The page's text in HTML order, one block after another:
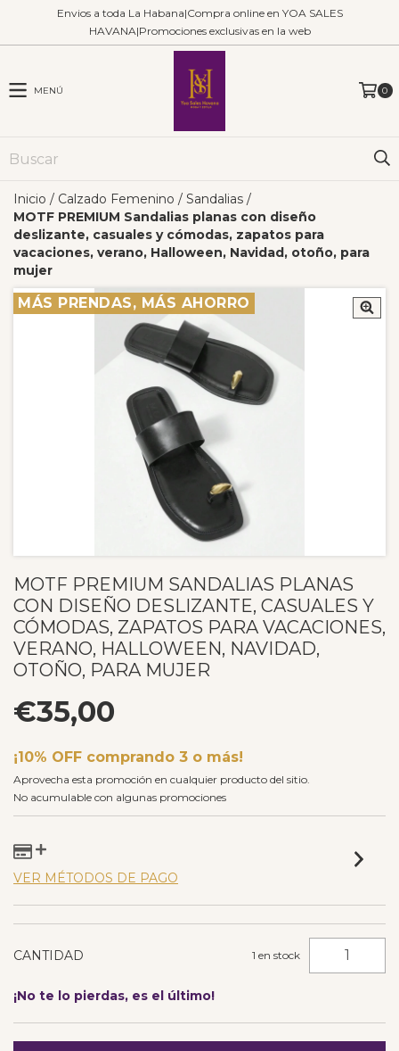
Envios a toda La Habana|Compra online en YOA SALES
HAVANA|Promociones exclusivas en la web
MENÚ 0
Inicio / Calzado Femenino / Sandalias /
MOTF PREMIUM Sandalias planas con diseño
deslizante, casuales y cómodas, zapatos para
vacaciones, verano, Halloween, Navidad, otoño, para
mujer
MÁS PRENDAS, MÁS AHORRO
MOTF PREMIUM SANDALIAS PLANAS
CON DISEÑO DESLIZANTE, CASUALES Y
CÓMODAS, ZAPATOS PARA VACACIONES,
VERANO, HALLOWEEN, NAVIDAD,
OTOÑO, PARA MUJER
€35,00
¡10% OFF comprando 3 o más!
Aprovecha esta promoción en cualquier producto del sitio.
No acumulable con algunas promociones
VER MÉTODOS DE PAGO
CANTIDAD 1 en stock
¡No te lo pierdas, es el último!